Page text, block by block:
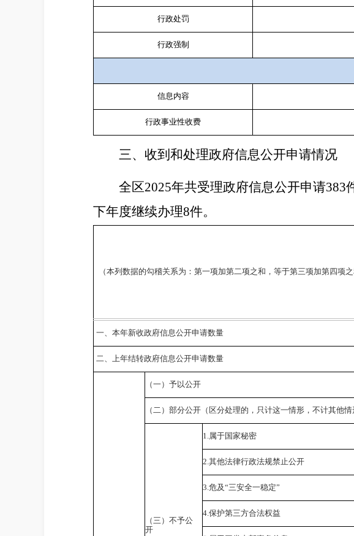
行政处罚
行政强制
信息内容
行政事业性收费
三、 收到和处理政府信息公开申请情况
全区2025年共受理政府信息公开申请383
下年度继续办理8件。
（本列数据的勾稽关系为：第一项加第二项之和，等于第三项加第四项之
一、本年新收政府信息公开申请数量
二、上年结转政府信息公开申请数量
（一）予以公开
（二）部分公开（区分处理的，只计这一情形，不计其他情
（三）不予公
开
1. 属于国家秘密
2. 其他法律行政法规禁止公开
3. 危及“三安全一稳定”
4. 保护第三方合法权益